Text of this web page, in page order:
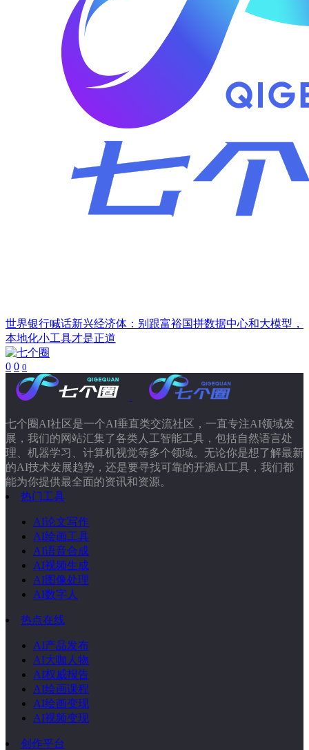
世界银行喊话新兴经济体：别跟富裕国拼数据中心和大模型，
本地化小工具才是正道
0 0 0
七个圈AI社区是一个AI垂直类交流社区，一直专注AI领域发
展，我们的网站汇集了各类人工智能工具，包括自然语言处
理、机器学习、计算机视觉等多个领域。无论你是想了解最新
的AI技术发展趋势，还是要寻找可靠的开源AI工具，我们都
能为你提供最全面的资讯和资源。
热门工具
AI论文写作
AI绘画工具
AI语音合成
AI视频生成
AI图像处理
AI数字人
热点在线
AI产品发布
AI大咖人物
AI权威报告
AI绘画课程
AI绘画变现
AI视频变现
创作平台